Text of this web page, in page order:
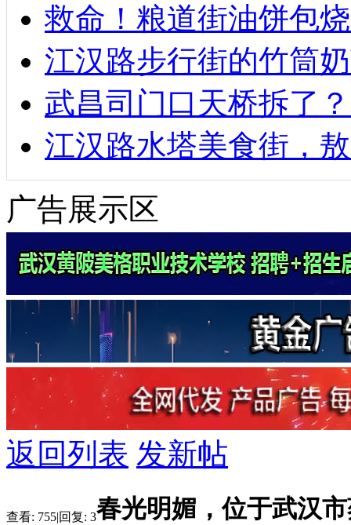
救命！粮道街油饼包
江汉路步行街的竹筒
武昌司门口天桥拆了
江汉路水塔美食街，
广告展示区
返回列表 发新帖
查看: 755|回复: 3春光明媚，位于武汉